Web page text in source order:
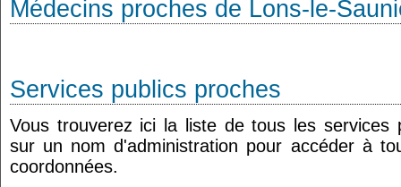
Médecins proches de Lons-le-
Services publics proches
Vous trouverez ici la liste de tous les services
sur un nom d'administration pour accéder à
coordonnées.